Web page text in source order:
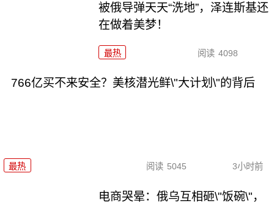
被俄导弹天天“洗地”，泽连斯基还
在做着美梦！
最热 阅读 4098
766亿买不来安全？美核潜光鲜\"大计划\"的背后
最热 阅读 5045 3小时前
电商哭晕：俄乌互相砸\"饭碗\"，